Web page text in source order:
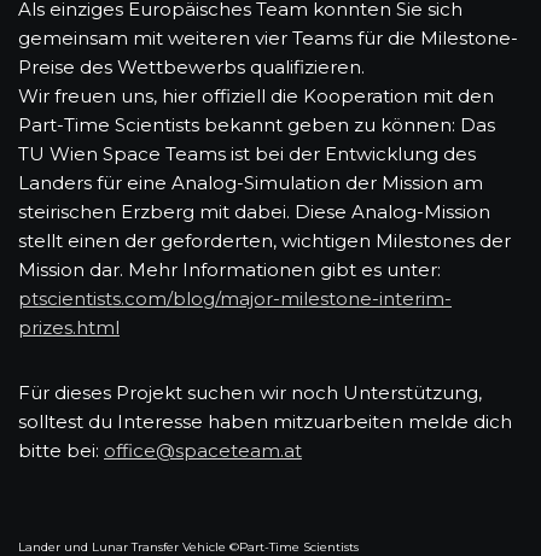
Als einziges Europäisches Team konnten Sie sich
gemeinsam mit weiteren vier Teams für die Milestone-
Preise des Wettbewerbs qualifizieren.
Wir freuen uns, hier offiziell die Kooperation mit den
Part-Time Scientists bekannt geben zu können: Das
TU Wien Space Teams ist bei der Entwicklung des
Landers für eine Analog-Simulation der Mission am
steirischen Erzberg mit dabei. Diese Analog-Mission
stellt einen der geforderten, wichtigen Milestones der
Mission dar. Mehr Informationen gibt es unter:
ptscientists.com/blog/major-milestone-interim-
prizes.html
Für dieses Projekt suchen wir noch Unterstützung,
solltest du Interesse haben mitzuarbeiten melde dich
bitte bei: office@spaceteam.at
Lander und Lunar Transfer Vehicle ©Part-Time Scientists